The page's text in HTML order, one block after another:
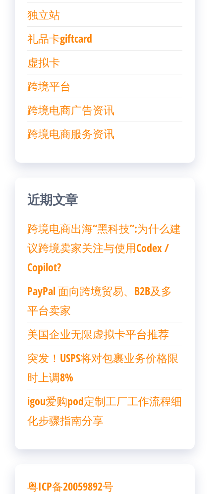
独立站
礼品卡giftcard
虚拟卡
跨境平台
跨境电商广告资讯
跨境电商服务资讯
近期文章
跨境电商出海“黑科技”:为什么建
议跨境卖家关注与使用Codex /
Copilot?
PayPal 面向跨境贸易、B2B及多
平台卖家
美国企业无限虚拟卡平台推荐
突发！USPS将对包裹业务价格限
时上调8%
igou爱购pod定制工厂工作流程细
化步骤指南分享
粤ICP备20059892号